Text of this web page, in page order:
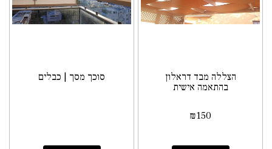
הצללה מבד דראלון
בהתאמה אישית
₪150
סוכך מסך | כבלים